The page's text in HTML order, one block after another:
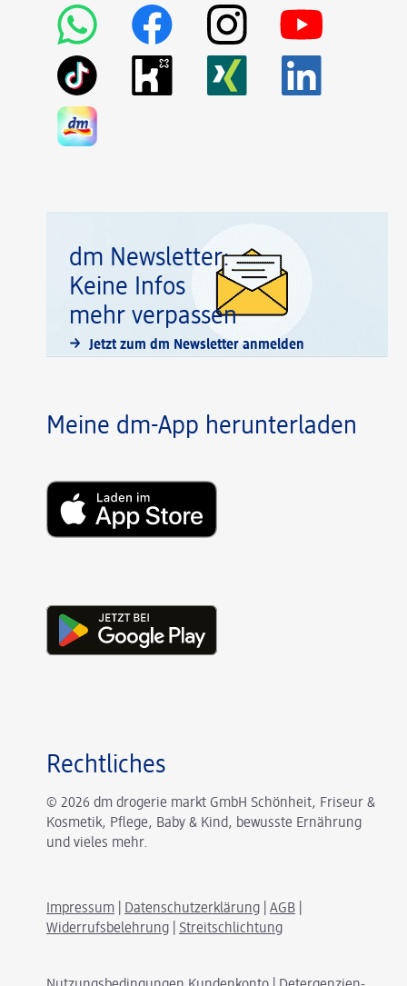
dm Newsletter:
Keine Infos
mehr verpassen
Jetzt zum dm Newsletter anmelden
Meine dm-App herunterladen
Rechtliches
© 2026 dm drogerie markt GmbH Schönheit, Friseur &
Kosmetik, Pflege, Baby & Kind, bewusste Ernährung
und vieles mehr.
Impressum Datenschutzerklärung AGB
Widerrufsbelehrung
Streitschlichtung